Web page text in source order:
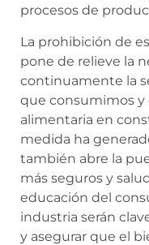
procesos de
La prohibición de
pone de relieve la
continuamente la
que consumimos y
alimentaria en
medida ha
también abre la
más seguros y
educación del
industria serán
y asegurar que el